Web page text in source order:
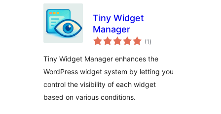
Tiny Widget
Manager
(1 общо
оценки
)
Tiny Widget Manager enhances the
WordPress widget system by letting you
control the visibility of each widget
based on various conditions.